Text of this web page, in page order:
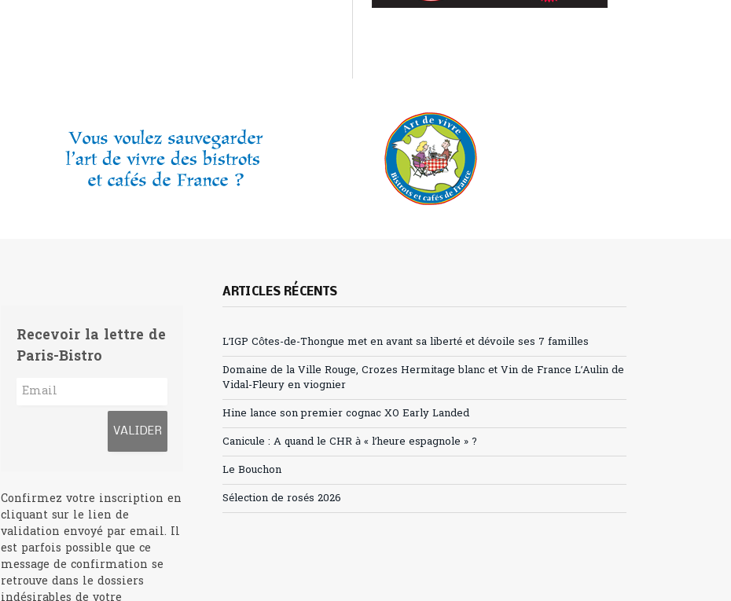
Recevoir la lettre de
Paris-Bistro
Confirmez votre inscription en
cliquant sur le lien de
validation envoyé par email. Il
est parfois possible que ce
message de confirmation se
retrouve dans le dossiers
ARTICLES RÉCENTS
L’IGP Côtes-de-Thongue met en avant sa liberté et dévoile ses 7 familles
Domaine de la Ville Rouge, Crozes Hermitage blanc et Vin de France L’Aulin de
Vidal-Fleury en viognier
Hine lance son premier cognac XO Early Landed
Canicule : A quand le CHR à « l’heure espagnole » ?
Le Bouchon
Sélection de rosés 2026